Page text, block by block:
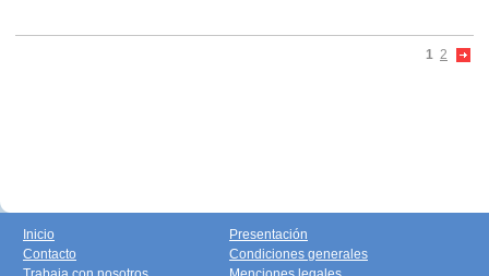
1 2
Inicio
Contacto
Presentación
Condiciones generales